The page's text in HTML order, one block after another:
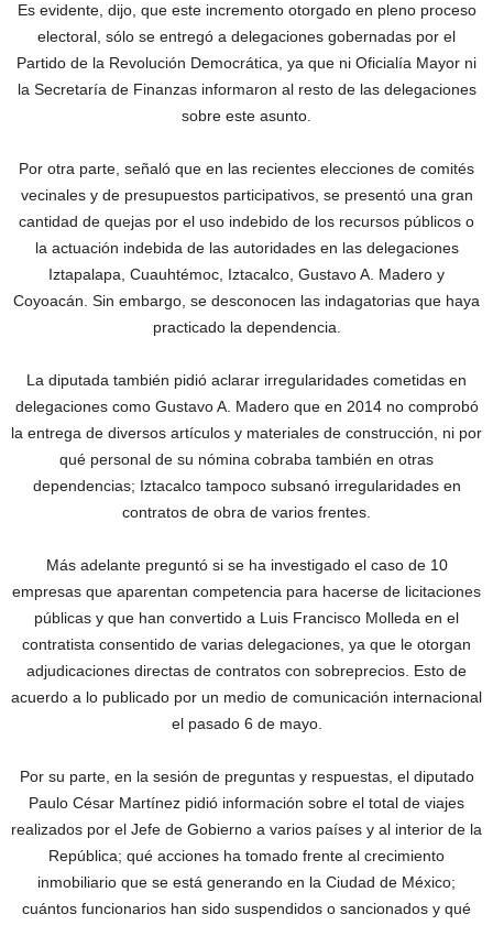
Es evidente, dijo, que este incremento otorgado en pleno proceso
electoral, sólo se entregó a delegaciones gobernadas por el
Partido de la Revolución Democrática, ya que ni Oficialía Mayor ni
la Secretaría de Finanzas informaron al resto de las delegaciones
sobre este asunto.
Por otra parte, señaló que en las recientes elecciones de comités
vecinales y de presupuestos participativos, se presentó una gran
cantidad de quejas por el uso indebido de los recursos públicos o
la actuación indebida de las autoridades en las delegaciones
Iztapalapa, Cuauhtémoc, Iztacalco, Gustavo A. Madero y
Coyoacán. Sin embargo, se desconocen las indagatorias que haya
practicado la dependencia.
La diputada también pidió aclarar irregularidades cometidas en
delegaciones como Gustavo A. Madero que en 2014 no comprobó
la entrega de diversos artículos y materiales de construcción, ni por
qué personal de su nómina cobraba también en otras
dependencias; Iztacalco tampoco subsanó irregularidades en
contratos de obra de varios frentes.
Más adelante preguntó si se ha investigado el caso de 10
empresas que aparentan competencia para hacerse de licitaciones
públicas y que han convertido a Luis Francisco Molleda en el
contratista consentido de varias delegaciones, ya que le otorgan
adjudicaciones directas de contratos con sobreprecios. Esto de
acuerdo a lo publicado por un medio de comunicación internacional
el pasado 6 de mayo.
Por su parte, en la sesión de preguntas y respuestas, el diputado
Paulo César Martínez pidió información sobre el total de viajes
realizados por el Jefe de Gobierno a varios países y al interior de la
República; qué acciones ha tomado frente al crecimiento
inmobiliario que se está generando en la Ciudad de México;
cuántos funcionarios han sido suspendidos o sancionados y qué